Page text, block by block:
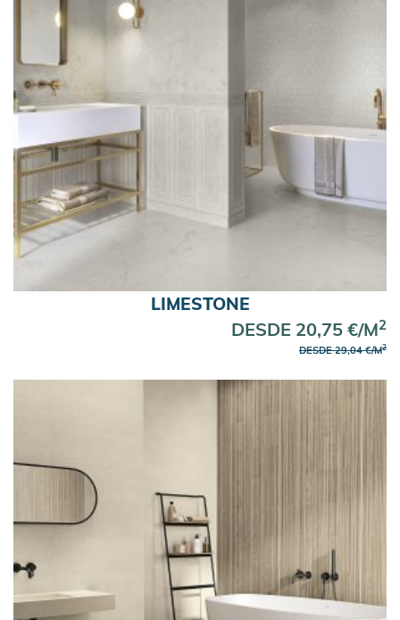
LIMESTONE
DESDE 20,75 €/M2
DESDE 29,04 €/M2